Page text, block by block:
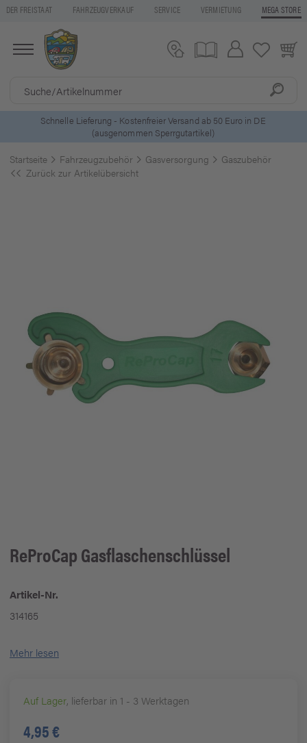
DER FREISTAAT FAHRZEUGVERKAUF SERVICE VERMIETUNG MEGA STORE
Schnelle Lieferung - Kostenfreier Versand ab 50 Euro in DE
(ausgenommen Sperrgutartikel)
Startseite Fahrzeugzubehör Gasversorgung
Gaszubehör
Zurück zur Artikelübersicht
ReProCap Gasflaschenschlüssel
Artikel-Nr.
314165
Mehr lesen
Auf Lager, lieferbar in 1 - 3 Werktagen
4,95 €